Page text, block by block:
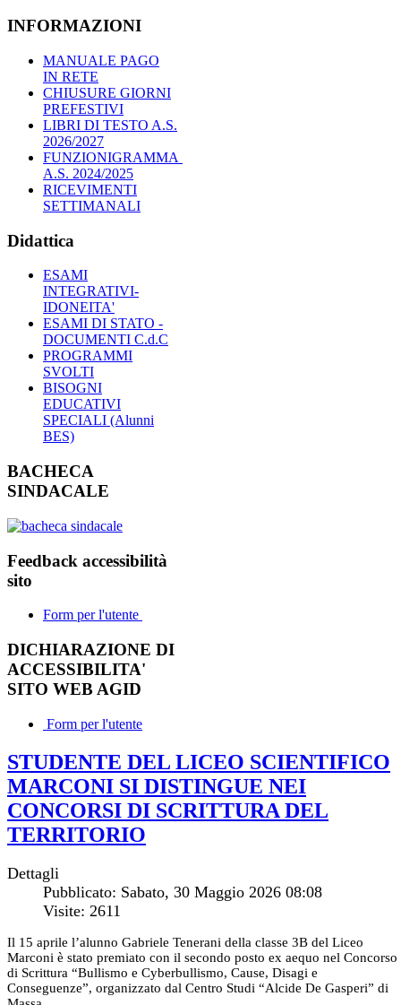
INFORMAZIONI
MANUALE PAGO
IN RETE
CHIUSURE GIORNI
PREFESTIVI
LIBRI DI TESTO A.S.
2026/2027
FUNZIONIGRAMMA
A.S. 2024/2025
RICEVIMENTI
SETTIMANALI
Didattica
ESAMI
INTEGRATIVI-
IDONEITA'
ESAMI DI STATO -
DOCUMENTI C.d.C
PROGRAMMI
SVOLTI
BISOGNI
EDUCATIVI
SPECIALI (Alunni
BES)
BACHECA
SINDACALE
Feedback accessibilità
sito
Form per l'utente
DICHIARAZIONE DI
ACCESSIBILITA'
SITO WEB AGID
Form per l'utente
STUDENTE DEL LICEO SCIENTIFICO
MARCONI SI DISTINGUE NEI
CONCORSI DI SCRITTURA DEL
TERRITORIO
Dettagli
Pubblicato: Sabato, 30 Maggio 2026 08:08
Visite: 2611
Il 15 aprile l’alunno Gabriele Tenerani della classe 3B del Liceo
Marconi è stato premiato con il secondo posto ex aequo nel Concorso
di Scrittura “Bullismo e Cyberbullismo, Cause, Disagi e
Conseguenze”, organizzato dal Centro Studi “Alcide De Gasperi” di